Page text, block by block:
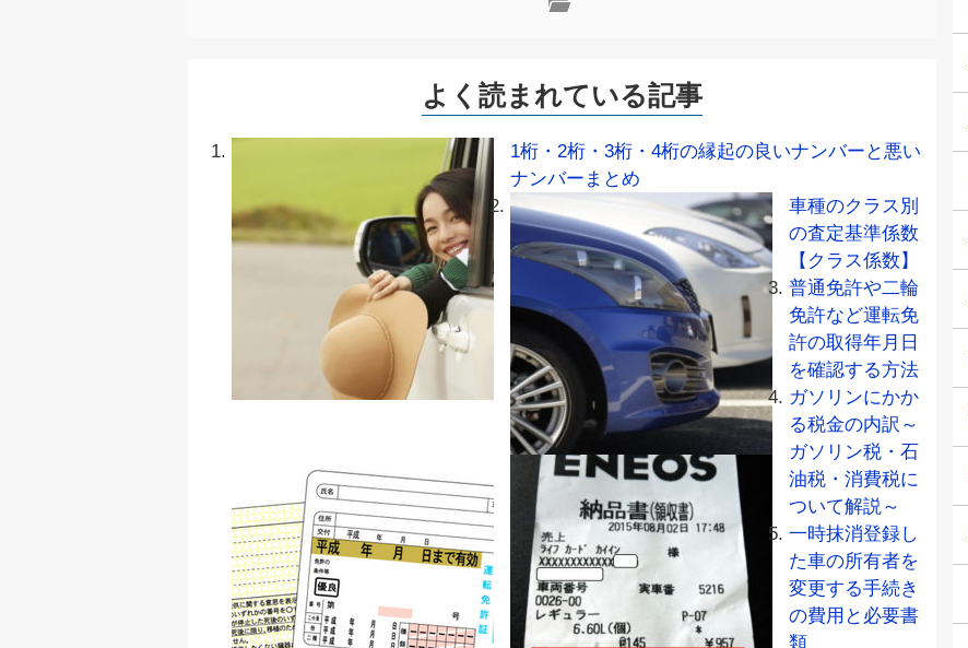
よく読まれている記事
1桁・2桁・3桁・4桁の縁起の良いナンバーと悪い
ナンバーまとめ
車種のクラス別
の査定基準係数
【クラス係数】
普通免許や二輪
免許など運転免
許の取得年月日
を確認する方法
ガソリンにかか
る税金の内訳～
ガソリン税・石
油税・消費税に
ついて解説～
一時抹消登録し
た車の所有者を
変更する手続き
の費用と必要書
類